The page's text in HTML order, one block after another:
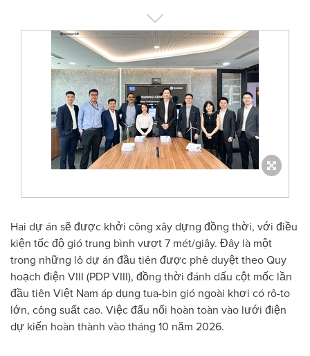
Hai dự án sẽ được khởi công xây dựng đồng thời, với điều
kiện tốc độ gió trung bình vượt 7 mét/giây. Đây là một
trong những lô dự án đầu tiên được phê duyệt theo Quy
hoạch điện VIII (PDP VIII), đồng thời đánh dấu cột mốc lần
đầu tiên Việt Nam áp dụng tua-bin gió ngoài khơi có rô-to
lớn, công suất cao. Việc đấu nối hoàn toàn vào lưới điện
dự kiến hoàn thành vào tháng 10 năm 2026.